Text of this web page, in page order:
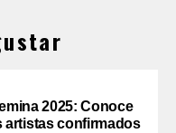
2025: Conoce
artistas confirmados